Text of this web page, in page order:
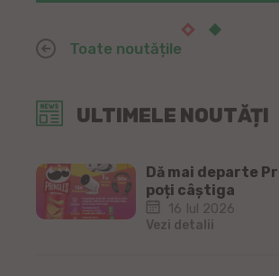
ULTIMELE NOUTĂȚI
Dă mai departe
poți câștiga
16 Iul 2026
Vezi detalii
Toate noutățile